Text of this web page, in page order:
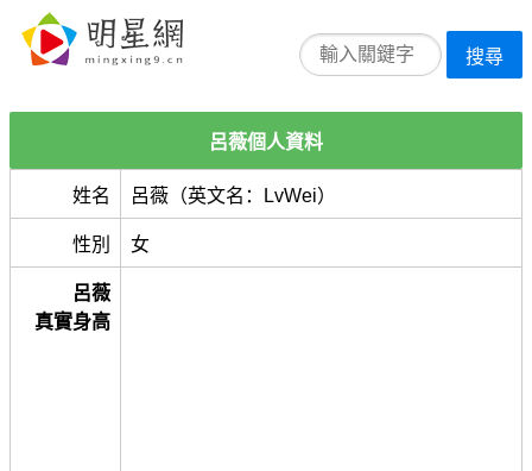
搜尋
呂薇個人資料
姓名 呂薇（英文名：LvWei）
性別 女
呂薇
真實身高